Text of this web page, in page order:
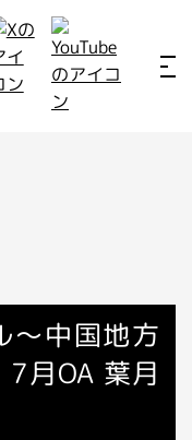
〜中国地方
7月OA 葉月